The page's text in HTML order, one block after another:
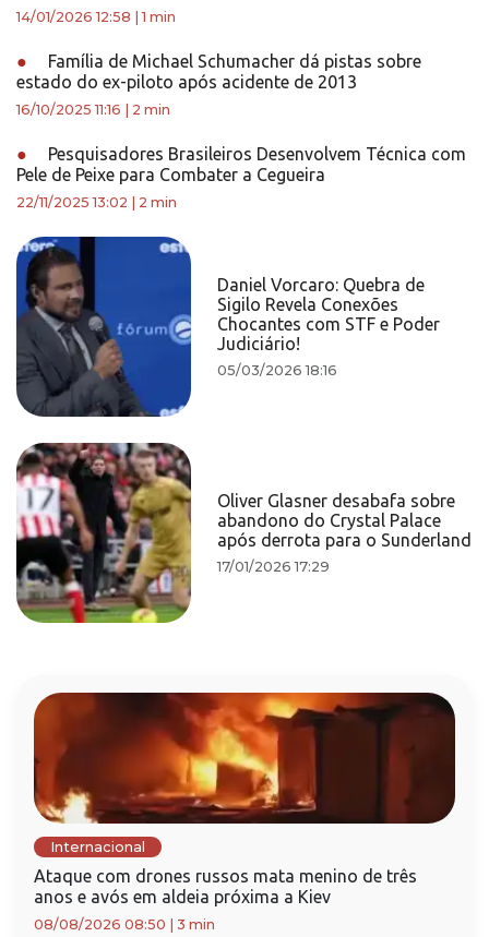
14/01/2026 12:58 |1 min
●
Família de Michael Schumacher dá pistas sobre
estado do ex-piloto após acidente de 2013
16/10/2025 11:16 2 min
●
Pesquisadores Brasileiros Desenvolvem Técnica com
Pele de Peixe para Combater a Cegueira
22/11/2025 13:02 2 min
Daniel Vorcaro: Quebra de
Sigilo Revela Conexões
Chocantes com STF e Poder
Judiciário!
05/03/2026 18:16
Oliver Glasner desabafa sobre
abandono do Crystal Palace
após derrota para o Sunderland
17/01/2026 17:29
Internacional
Ataque com drones russos mata menino de três
anos e avós em aldeia próxima a Kiev
08/08/2026 08:50 3 min